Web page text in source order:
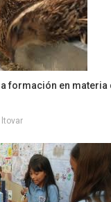
formación en materia
ltovar